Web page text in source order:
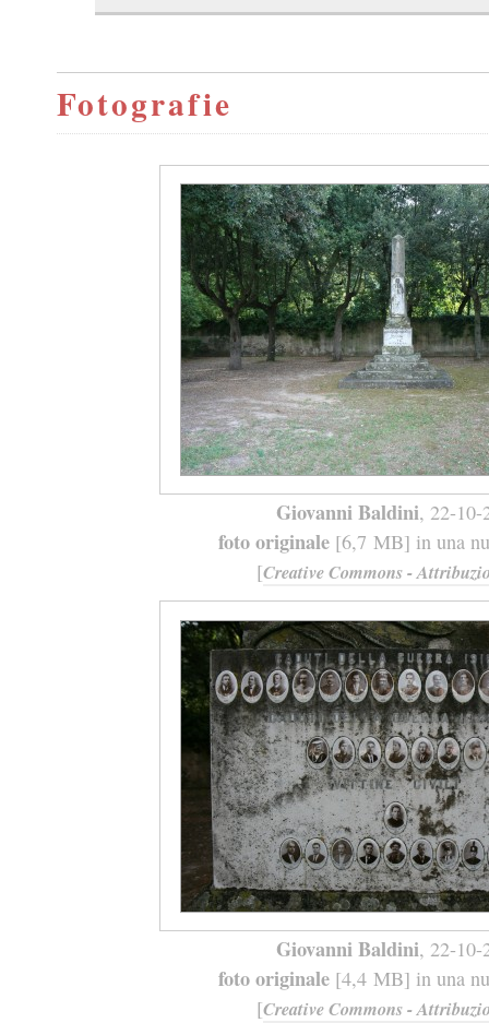
Fotografie
Giovanni Baldini, 22-10-
foto originale[6,7 MB] in una
[Creative Commons -
Giovanni Baldini, 22-10-
foto originale[4,4 MB] in una
[Creative Commons -